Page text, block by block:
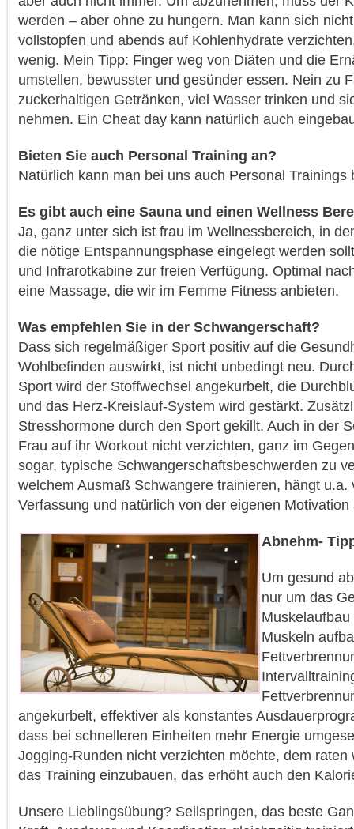
werden – aber ohne zu hungern. Man kann sich
vollstopfen und abends auf Kohlenhydrate
wenig. Mein Tipp: Finger weg von Diäten und die
umstellen, bewusster und gesünder essen. Nein zu
zuckerhaltigen Getränken, viel Wasser trinken und
nehmen. Ein Cheat day kann natürlich auch
Bieten Sie auch Personal Training an?
Natürlich kann man bei uns auch Personal Trainings
Es gibt auch eine Sauna und einen Wellness
Ja, ganz unter sich ist frau im Wellnessbereich, in
die nötige Entspannungsphase eingelegt werden
und Infrarotkabine zur freien Verfügung. Optimal
eine Massage, die wir im Femme Fitness anbieten.
Was empfehlen Sie in der Schwangerschaft?
Dass sich regelmäßiger Sport positiv auf die
Wohlbefinden auswirkt, ist nicht unbedingt neu.
Sport wird der Stoffwechsel angekurbelt, die
und das Herz-Kreislauf-System wird gestärkt.
Stresshormone durch den Sport gekillt. Auch in der
Frau auf ihr Workout nicht verzichten, ganz im
sogar, typische Schwangerschaftsbeschwerden zu
welchem Ausmaß Schwangere trainieren, hängt u.a.
Verfassung und natürlich von der eigenen Motivation
Abnehm-
Um gesund
nur um das
Muskeln
angekurbelt, effektiver als konstantes
dass bei schnelleren Einheiten mehr Energie
Jogging-Runden nicht verzichten möchte, dem raten
das Training einzubauen, das erhöht auch den
Unsere Lieblingsübung? Seilspringen, das beste